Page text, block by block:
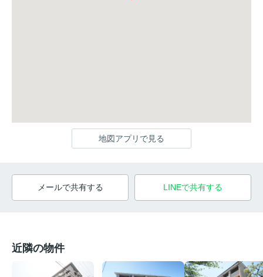
地図アプリで見る
メールで共有する LINEで共有する
近隣の物件